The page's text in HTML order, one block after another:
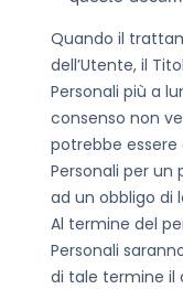
Quando il
dell’Utente, il
Personali più a
consenso non
potrebbe
Personali per un
ad un obbligo di
Al termine del
Personali
di tale termine il